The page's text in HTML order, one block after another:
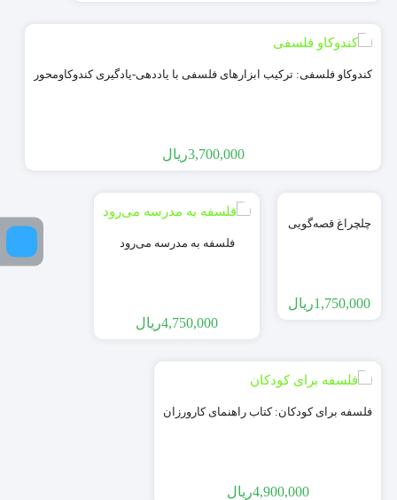
کندوکاو فلسفی: ترکیب ابزارهای فلسفی با یاددهی-یادگیری کندوکاومحور
3,700,000ریال
چلچراغ قصه‌گویی
1,750,000ریال
فلسفه به مدرسه می‌رود
4,750,000ریال
فلسفه برای کودکان: کتاب راهنمای کارورزان
4,900,000ریال